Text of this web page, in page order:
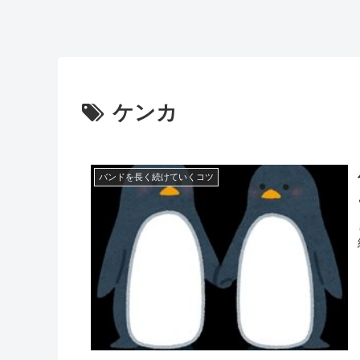
ケンカ
バンドを長く続けていくコツ